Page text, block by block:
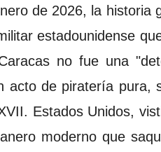
de 2026, la historia
estadounidense
no fue una
acto de piratería
Estados Unidos,
moderno que